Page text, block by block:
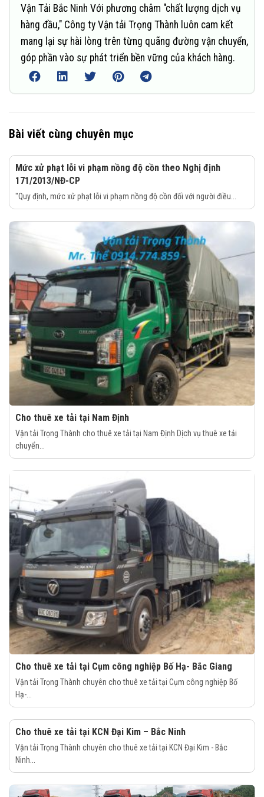
Vận Tải Bắc Ninh Với phương châm "chất lượng dịch vụ
hàng đầu," Công ty Vận tải Trọng Thành luôn cam kết
mang lại sự hài lòng trên từng quãng đường vận chuyển,
góp phần vào sự phát triển bền vững của khách hàng.
Bài viết cùng chuyên mục
Mức xử phạt lỗi vi phạm nồng độ cồn theo Nghị định
171/2013/NĐ-CP
"Quy định, mức xử phạt lỗi vi phạm nồng độ cồn đối với người điều...
Cho thuê xe tải tại Nam Định
Vận tải Trọng Thành cho thuê xe tải tại Nam Định Dịch vụ thuê xe tải
chuyển...
Cho thuê xe tải tại Cụm công nghiệp Bố Hạ- Bắc Giang
Vận tải Trọng Thành chuyên cho thuê xe tải tại Cụm công nghiệp Bố
Hạ-...
Cho thuê xe tải tại KCN Đại Kim – Bắc Ninh
Vận tải Trọng Thành chuyên cho thuê xe tải tại KCN Đại Kim - Bắc
Ninh...